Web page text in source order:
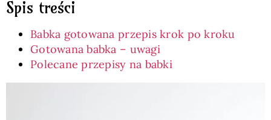
Spis treści
Babka gotowana przepis krok po kroku
Gotowana babka – uwagi
Polecane przepisy na babki